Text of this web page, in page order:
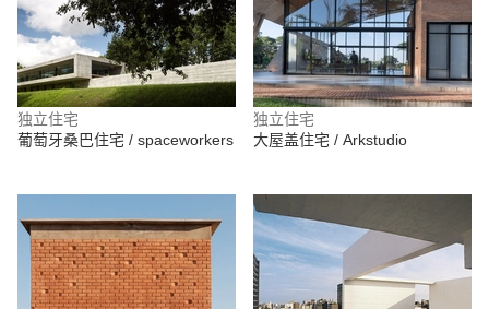
独立住宅
葡萄牙桑巴住宅 / spaceworkers
独立住宅
大屋盖住宅 / Arkstudio